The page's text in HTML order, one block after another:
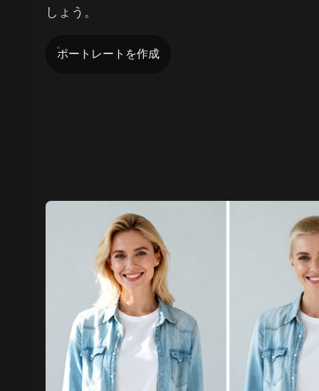
しょう。
ポートレートを作成